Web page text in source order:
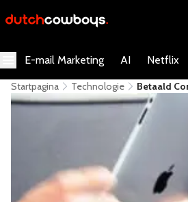
E-mail Marketing AI Netflix
Startpagina Technologie
Betaald
Valt Niet In